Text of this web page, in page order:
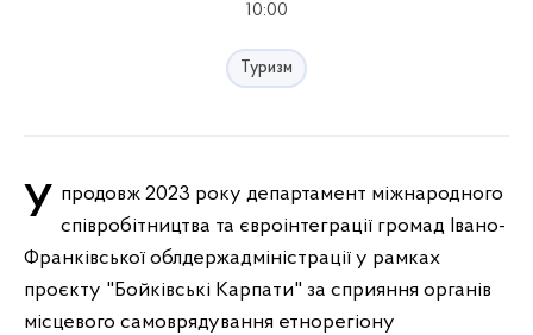
10:00
Туризм
Упродовж 2023 року департамент міжнародного співробітництва та євроінтеграції громад Івано-
Франківської облдержадміністрації у рамках
проєкту "Бойківські Карпати" за сприяння органів
місцевого самоврядування етнорегіону